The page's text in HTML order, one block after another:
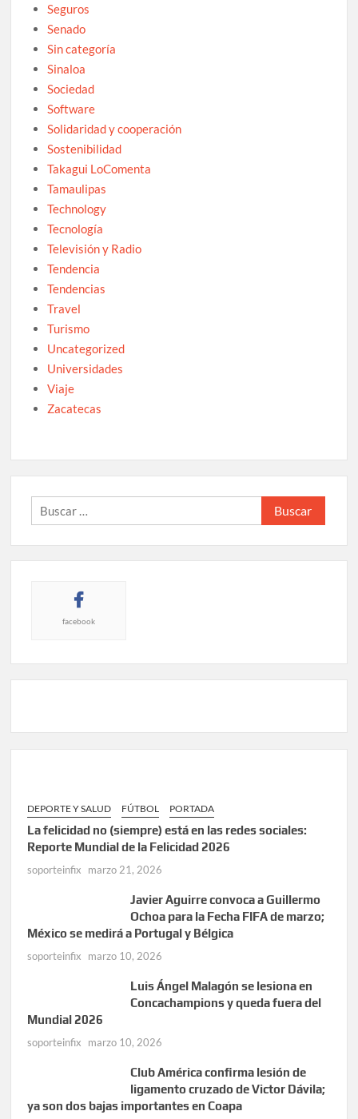
Seguros
Senado
Sin categoría
Sinaloa
Sociedad
Software
Solidaridad y cooperación
Sostenibilidad
Takagui LoComenta
Tamaulipas
Technology
Tecnología
Televisión y Radio
Tendencia
Tendencias
Travel
Turismo
Uncategorized
Universidades
Viaje
Zacatecas
Buscar:
facebook
DEPORTE Y SALUD FÚTBOL PORTADA
La felicidad no (siempre) está en las redes sociales:
Reporte Mundial de la Felicidad 2026
soporteinfix marzo 21, 2026
Javier Aguirre convoca a Guillermo
Ochoa para la Fecha FIFA de marzo;
México se medirá a Portugal y Bélgica
soporteinfix marzo 10, 2026
Luis Ángel Malagón se lesiona en
Concachampions y queda fuera del
Mundial 2026
soporteinfix marzo 10, 2026
Club América confirma lesión de
ligamento cruzado de Victor Dávila;
ya son dos bajas importantes en Coapa